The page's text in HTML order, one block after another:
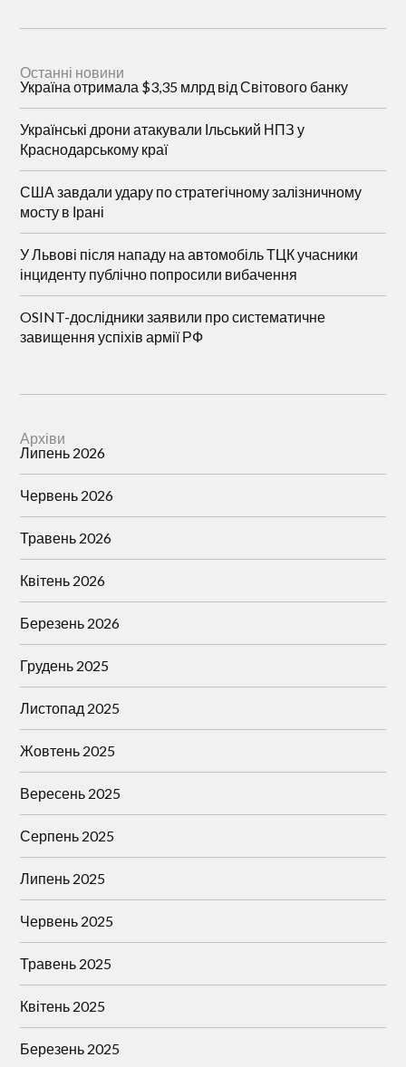
Останні новини
Україна отримала $3,35 млрд від Світового банку
Українські дрони атакували Ільський НПЗ у
Краснодарському краї
США завдали удару по стратегічному залізничному
мосту в Ірані
У Львові після нападу на автомобіль ТЦК учасники
інциденту публічно попросили вибачення
OSINT-дослідники заявили про систематичне
завищення успіхів армії РФ
Архіви
Липень 2026
Червень 2026
Травень 2026
Квітень 2026
Березень 2026
Грудень 2025
Листопад 2025
Жовтень 2025
Вересень 2025
Серпень 2025
Липень 2025
Червень 2025
Травень 2025
Квітень 2025
Березень 2025